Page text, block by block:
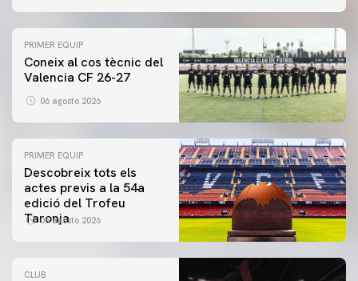
PRIMER EQUIP
Coneix al cos tècnic del
Valencia CF 26-27
06 agosto 2026
PRIMER EQUIP
Descobreix tots els
actes previs a la 54a
edició del Trofeu
Taronja
06 agosto 2026
CLUB